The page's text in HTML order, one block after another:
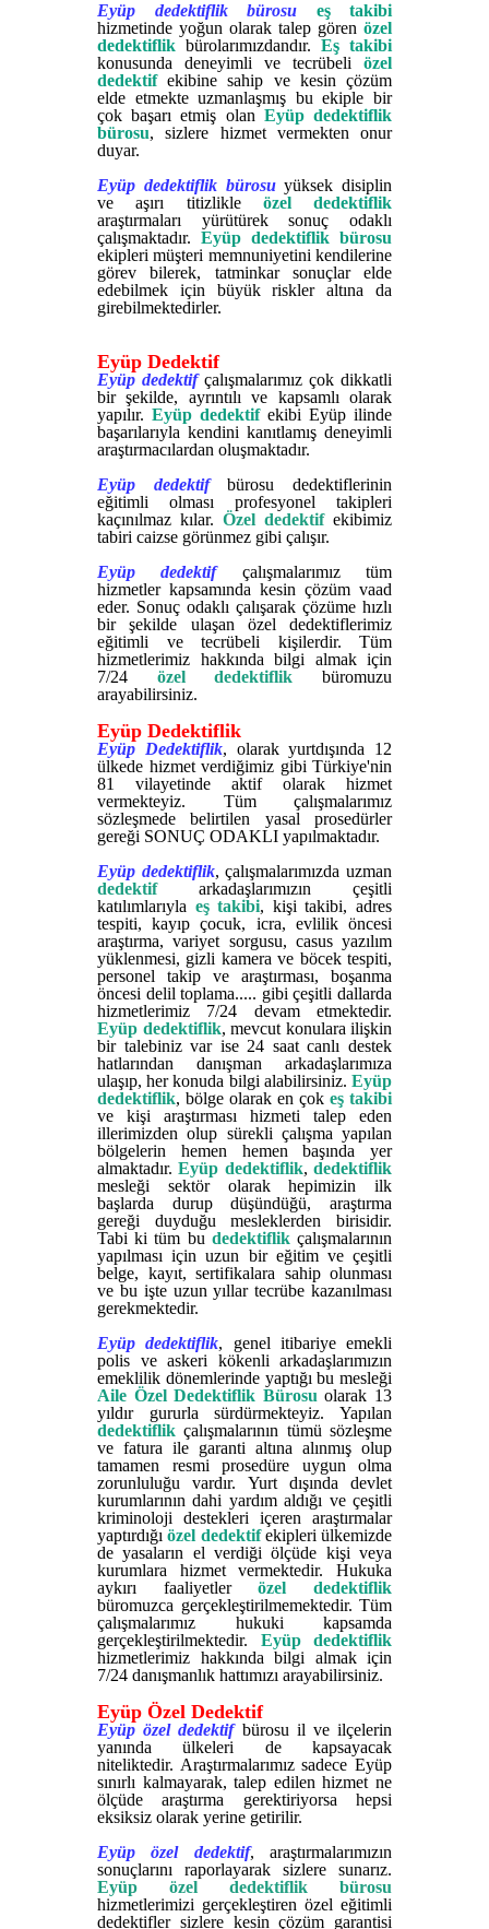
Eyüp dedektiflik bürosu
eş takibi
hizmetinde yoğun olarak talep gören özel
dedektiflik bürolarımızdandır. Eş takibi
konusunda deneyimli ve tecrübeli özel
dedektifekibine sahip ve kesin çözüm
elde etmekte uzmanlaşmış bu ekiple bir
çok başarı etmiş olan Eyüp dedektiflik
bürosu, sizlere hizmet vermekten onur
duyar.
Eyüp dedektiflik bürosuyüksek disiplin
ve aşırı titizlikle özel dedektiflik
araştırmaları yürütürek sonuç odaklı
çalışmaktadır. Eyüp dedektiflik bürosu
ekipleri müşteri memnuniyetini kendilerine
görev bilerek, tatminkar sonuçlar elde
edebilmek için büyük riskler altına da
girebilmektedirler.
Eyüp Dedektif
Eyüp dedektifçalışmalarımız çok dikkatli
bir şekilde, ayrıntılı ve kapsamlı olarak
yapılır. Eyüp dedektifekibi Eyüp ilinde
başarılarıyla kendini kanıtlamış deneyimli
araştırmacılardan oluşmaktadır.
Eyüp dedektifbürosu dedektiflerinin
eğitimli olması profesyonel takipleri
kaçınılmaz kılar. Özel dedektifekibimiz
tabiri caizse görünmez gibi çalışır.
Eyüp dedektifçalışmalarımız tüm
hizmetler kapsamında kesin çözüm vaad
eder. Sonuç odaklı çalışarak çözüme hızlı
bir şekilde ulaşan özel dedektiflerimiz
eğitimli ve tecrübeli kişilerdir. Tüm
hizmetlerimiz hakkında bilgi almak için
7/24 özel dedektiflik büromuzu
arayabilirsiniz.
Eyüp Dedektiflik
Eyüp Dedektiflik, olarak yurtdışında 12
ülkede hizmet verdiğimiz gibi Türkiye'nin
81 vilayetinde aktif olarak hizmet
vermekteyiz. Tüm çalışmalarımız
sözleşmede belirtilen yasal prosedürler
gereği SONUÇ ODAKLI yapılmaktadır.
Eyüp dedektiflik, çalışmalarımızda uzman
dedektifarkadaşlarımızın çeşitli
katılımlarıyla eş takibi, kişi takibi, adres
tespiti, kayıp çocuk, icra, evlilik öncesi
araştırma, variyet sorgusu, casus yazılım
yüklenmesi, gizli kamera ve böcek tespiti,
personel takip ve araştırması, boşanma
öncesi delil toplama..... gibi çeşitli dallarda
hizmetlerimiz 7/24 devam etmektedir.
Eyüp dedektiflik, mevcut konulara ilişkin
bir talebiniz var ise 24 saat canlı destek
hatlarından danışman arkadaşlarımıza
ulaşıp, her konuda bilgi alabilirsiniz. Eyüp
dedektiflik, bölge olarak en çok eş takibi
ve kişi araştırması hizmeti talep eden
illerimizden olup sürekli çalışma yapılan
bölgelerin hemen hemen başında yer
almaktadır.Eyüp dedektiflik,dedektiflik
mesleği sektör olarak hepimizin ilk
başlarda durup düşündüğü, araştırma
gereği duyduğu mesleklerden birisidir.
Tabi ki tüm bu dedektiflikçalışmalarının
yapılması için uzun bir eğitim ve çeşitli
belge, kayıt, sertifikalara sahip olunması
ve bu işte uzun yıllar tecrübe kazanılması
gerekmektedir.
Eyüp dedektiflik, genel itibariye emekli
polis ve askeri kökenli arkadaşlarımızın
emeklilik dönemlerinde yaptığı bu mesleği
Aile Özel Dedektiflik Bürosu olarak 13
yıldır gururla sürdürmekteyiz. Yapılan
dedektiflik çalışmalarının tümü sözleşme
ve fatura ile garanti altına alınmış olup
tamamen resmi prosedüre uygun olma
zorunluluğu vardır. Yurt dışında devlet
kurumlarının dahi yardım aldığı ve çeşitli
kriminoloji destekleri içeren araştırmalar
yaptırdığıözel dedektifekipleri ülkemizde
de yasaların el verdiği ölçüde kişi veya
kurumlara hizmet vermektedir. Hukuka
aykırı faaliyetlerözel dedektiflik
büromuzca gerçekleştirilmemektedir. Tüm
çalışmalarımız hukuki kapsamda
gerçekleştirilmektedir. Eyüp dedektiflik
hizmetlerimiz hakkında bilgi almak için
7/24 danışmanlık hattımızı arayabilirsiniz.
Eyüp Özel Dedektif
Eyüp özel dedektifbürosu il ve ilçelerin
yanında ülkeleri de kapsayacak
niteliktedir. Araştırmalarımız sadece Eyüp
sınırlı kalmayarak, talep edilen hizmet ne
ölçüde araştırma gerektiriyorsa hepsi
eksiksiz olarak yerine getirilir.
Eyüp özel dedektif, araştırmalarımızın
sonuçlarını raporlayarak sizlere sunarız.
Eyüp özel dedektiflik bürosu
hizmetlerimizi gerçekleştiren özel eğitimli
dedektifler sizlere kesin çözüm garantisi